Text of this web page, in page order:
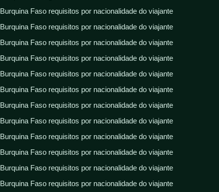
Burquina Faso requisitos por nacionalidade do viajante
Burquina Faso requisitos por nacionalidade do viajante
Burquina Faso requisitos por nacionalidade do viajante
Burquina Faso requisitos por nacionalidade do viajante
Burquina Faso requisitos por nacionalidade do viajante
Burquina Faso requisitos por nacionalidade do viajante
Burquina Faso requisitos por nacionalidade do viajante
Burquina Faso requisitos por nacionalidade do viajante
Burquina Faso requisitos por nacionalidade do viajante
Burquina Faso requisitos por nacionalidade do viajante
Burquina Faso requisitos por nacionalidade do viajante
Burquina Faso requisitos por nacionalidade do viajante